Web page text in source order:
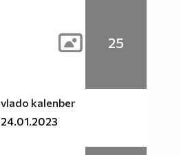
25
vlado kalenber
24.01.2023